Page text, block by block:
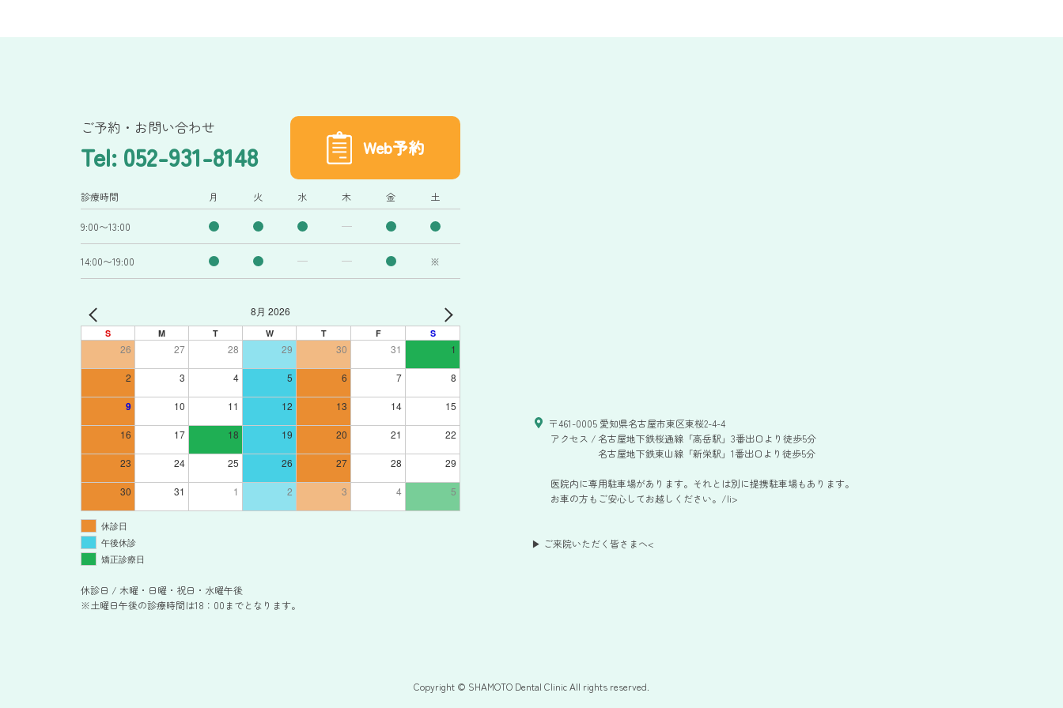
ご予約・お問い合わせ
Tel: 052-931-8148 Web予約
診療時間 月 火 水 木 金 土
9:00〜13:00
14:00〜19:00 ※
8月 2026
S M T W T F S
26 27 28 29 30 31 1
2 3 4 5 6 7 8
9 10 11 12 13 14 15
16 17 18 19 20 21 22
23 24 25 26 27 28 29
30 31 1 2 3 4 5
休診日
午後休診
矯正診療日
休診日 / 木曜・日曜・祝日・水曜午後
※土曜日午後の診療時間は18：00までとなります。
〒461-0005 愛知県名古屋市東区東桜2-4-4
アクセス / 名古屋地下鉄桜通線「高岳駅」3番出口より徒歩5分
名古屋地下鉄東山線「新栄駅」1番出口より徒歩5分
医院内に専用駐車場があります。それとは別に提携駐車場もあります。
お車の方もご安心してお越しください。/li>
▶ ご来院いただく皆さまへ<
Copyright © SHAMOTO Dental Clinic All rights reserved.